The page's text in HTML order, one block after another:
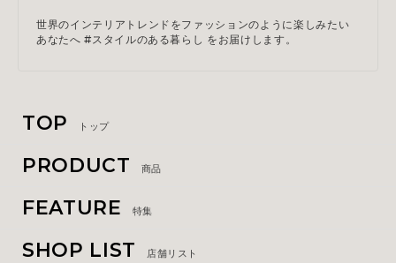
世界のインテリアトレンドをファッションのように楽しみたい
あなたへ #スタイルのある暮らし をお届けします。
TOP トップ
PRODUCT 商品
FEATURE 特集
SHOP LIST 店舗リスト